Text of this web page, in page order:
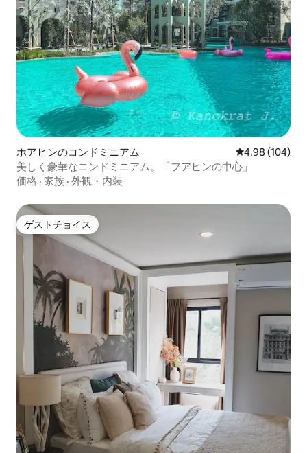
ホアヒンのコンドミニアム レビュー104
4.98 (104)
美しく豪華なコンドミニアム。「フアヒンの中心」
価格 · 家族 · 外観・内装
ゲストチョイス
ゲストチョイス